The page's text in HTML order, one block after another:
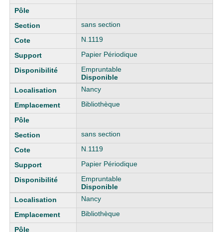
sans section
N.1119
Papier Périodique
Empruntable
Disponible
Nancy
Bibliothèque
sans section
N.1119
Papier Périodique
Empruntable
Disponible
Nancy
Bibliothèque